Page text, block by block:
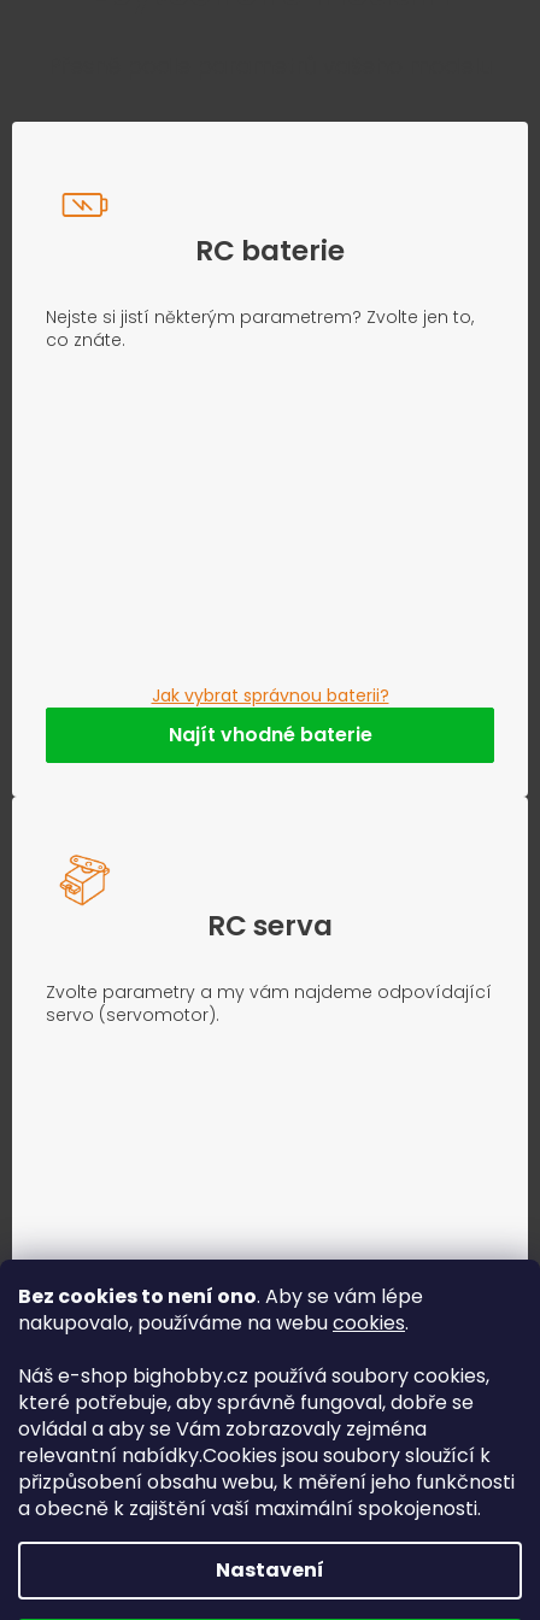
Bez cookies to není ono. Aby se vám lépe
nakupovalo, používáme na webucookies.
Náš e-shop bighobby.cz používá soubory cookies,
které potřebuje, aby správně fungoval, dobře se
ovládal a aby se Vám zobrazovaly zejména
relevantní nabídky.Cookies jsou soubory sloužící k
přizpůsobení obsahu webu, k měření jeho funkčnosti
a obecně k zajištění vaší maximální spokojenosti.
Nastavení
RC baterie
Nejste si jistí některým parametrem? Zvolte jen to,
co znáte.
Jak vybrat správnou baterii?
Najít vhodné baterie
RC serva
Zvolte parametry a my vám najdeme odpovídající
servo (servomotor).
Jak vybrat správné servo?
Najít správné servo
Copyright (c) 2016 -2026 Big hobby.cz - všechna práva